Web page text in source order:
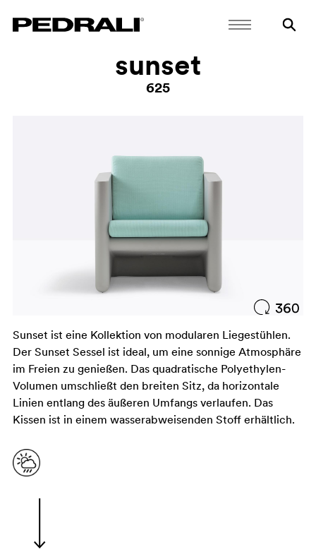
sunset
625
Sunset ist eine Kollektion von modularen Liegestühlen.
Der Sunset Sessel ist ideal, um eine sonnige Atmosphäre
im Freien zu genießen. Das quadratische Polyethylen-
Volumen umschließt den breiten Sitz, da horizontale
Linien entlang des äußeren Umfangs verlaufen. Das
Kissen ist in einem wasserabweisenden Stoff erhältlich.